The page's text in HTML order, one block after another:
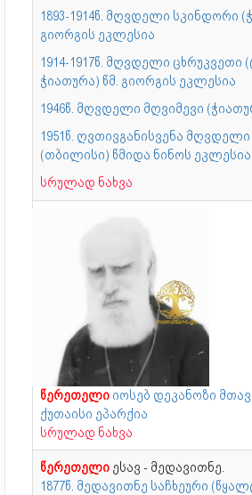
1893-1914წ. მღვდელი სკინდორი
გიორგის ეკლესია
1914-1917წ. მღვდელი ცხრუკვეთი
ჭიათურა) წმ. გიორგის ეკლესია
1946წ. მღვდელი მღვიმევი
1951წ. ღვთივგანისვენა მღვდელი
(თბილისი) წმიდა ნინოს ეკლესია
სრულად ნახვა
წერეთელი იოსებ დეკანოზი
ქუთაისი ეპარქია
სრულად ნახვა
წერეთელი ესავ - მედავითნე.
1877წ. მედავითნე საჩხეური